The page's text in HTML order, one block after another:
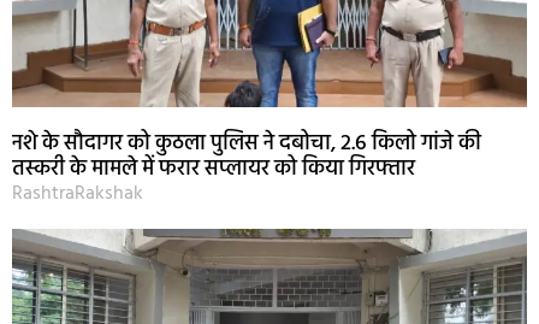
नशे के सौदागर को कुठला पुलिस ने दबोचा, 2.6 किलो गांजे की
तस्करी के मामले में फरार सप्लायर को किया गिरफ्तार
RashtraRakshak